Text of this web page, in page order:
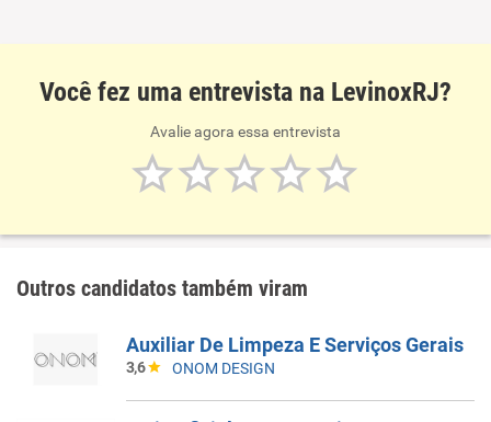
Você fez uma entrevista na LevinoxRJ?
Avalie agora essa entrevista
Outros candidatos também viram
Auxiliar De Limpeza E Serviços Gerais
3,6 ONOM DESIGN